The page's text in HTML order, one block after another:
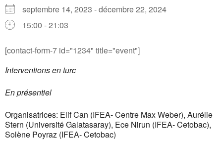
septembre 14, 2023 - décembre 22, 2024
15:00 - 21:03
[contact-form-7 id="1234" title="event"]
Interventions en turc
En présentiel
Organisatrices: Elif Can (IFEA- Centre Max Weber), Aurélie
Stern (Université Galatasaray), Ece Nirun (IFEA- Cetobac),
Solène Poyraz (IFEA- Cetobac)